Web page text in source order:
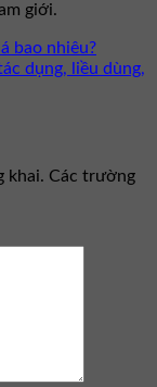
giới.
bao nhiêu?
dụng, liều dùng,
khai. Các trường